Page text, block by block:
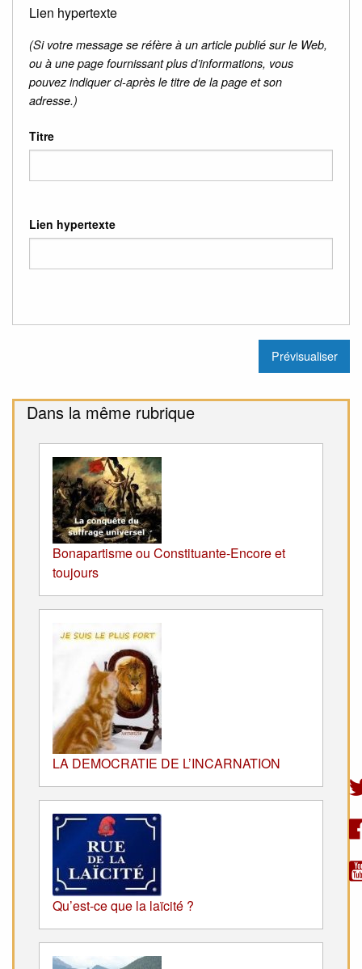
Lien hypertexte
(Si votre message se réfère à un article publié sur le Web,
ou à une page fournissant plus d’informations, vous
pouvez indiquer ci-après le titre de la page et son
adresse.)
Titre
Lien hypertexte
Dans la même rubrique
Bonapartisme ou Constituante-Encore et
toujours
LA DEMOCRATIE DE L’INCARNATION
Qu’est-ce que la laïcité ?